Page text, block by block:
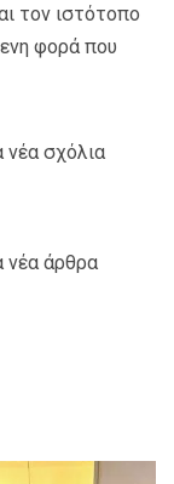
τον ιστότοπο
φορά που
νέα σχόλια
νέα άρθρα